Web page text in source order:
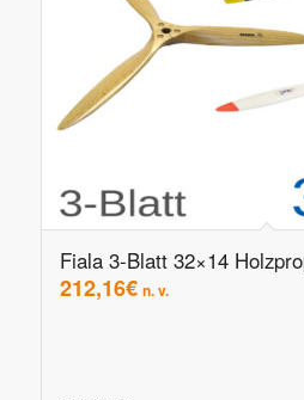
Fiala 3-Blatt 32×14
212,16€ n. v.